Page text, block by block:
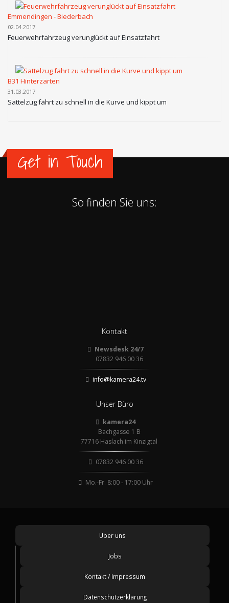
Emmendingen - Biederbach
02.04.2017
Feuerwehrfahrzeug verunglückt auf Einsatzfahrt
B31 Hinterzarten
31.03.2017
Sattelzug fährt zu schnell in die Kurve und kippt um
Get in Touch
So finden Sie uns:
Kontakt
Newsdesk 24/7
07832 946 00 36
info@kamera24.tv
Unser Büro
kamera24
Bachgasse 1 B
77716 Haslach im Kinzigtal
07832 946 00 36
Mo.-Fr. 8:00 - 17:00 Uhr
Über uns
Jobs
Kontakt / Impressum
Datenschutzerklärung